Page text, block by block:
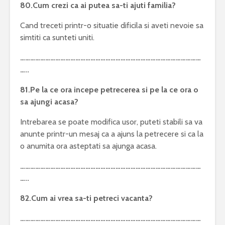
80.Cum crezi ca ai putea sa-ti ajuti familia?
Cand treceti printr-o situatie dificila si aveti nevoie sa
simtiti ca sunteti uniti.
………………………………………………………………………………………………
…..
81.Pe la ce ora incepe petrecerea si pe la ce ora o
sa ajungi acasa?
Intrebarea se poate modifica usor, puteti stabili sa va
anunte printr-un mesaj ca a ajuns la petrecere si ca la
o anumita ora asteptati sa ajunga acasa.
………………………………………………………………………………………………
…..
82.Cum ai vrea sa-ti petreci vacanta?
………………………………………………………………………………………………